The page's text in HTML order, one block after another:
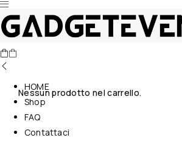
Nessun prodotto nel carrello.
HOME
Shop
FAQ
Contattaci